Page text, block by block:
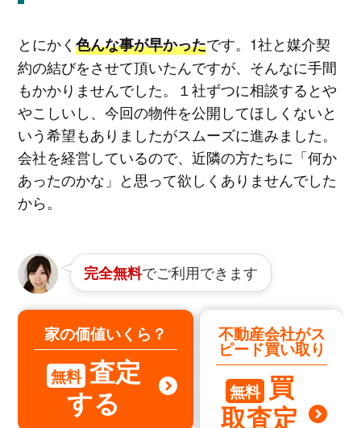
とにかく 色んな事が早かったです。1社と媒介契
約の結びをさせて頂いたんですが、そんなに手間
もかかりませんでした。１社ずつに相談するとや
やこしいし、今回の物件を公開してほしくないと
いう希望もありましたがスムーズに進みました。
会社を経営しているので、近隣の方たちに「何か
あったのかな」と思って欲しくありませんでした
から。
完全無料でご利用できます
家の価値いくら？
無料 査定
する
不動産会社がス
ピード買い取り
無料 買
取査定